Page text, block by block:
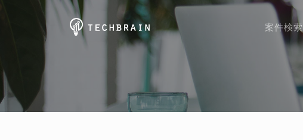
案件検索